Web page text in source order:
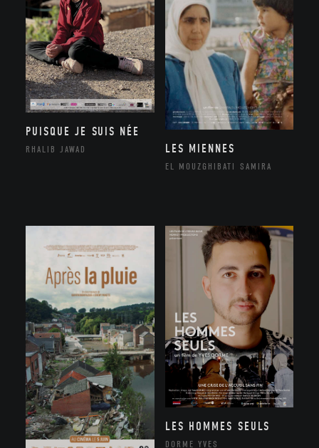
PUISQUE JE SUIS NÉE
RHALIB JAWAD LES MIENNES
EL MOUZGHIBATI SAMIRA
LES HOMMES SEULS
DORME YVES